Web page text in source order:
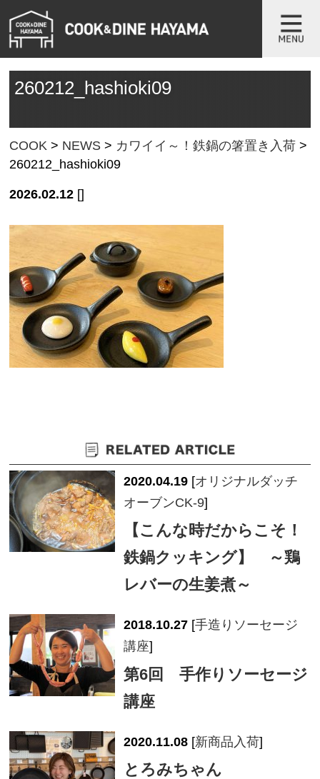
260212_hashioki09
COOK > NEWS > カワイイ～！鉄鍋の箸置き入荷 >
260212_hashioki09
2026.02.12 []
2020.04.19 [オリジナルダッチ
オーブンCK-9]
【こんな時だからこそ！
鉄鍋クッキング】 ～鶏
レバーの生姜煮～
2018.10.27 [手造りソーセージ
講座]
第6回 手作りソーセージ
講座
2020.11.08 [新商品入荷]
とろみちゃん